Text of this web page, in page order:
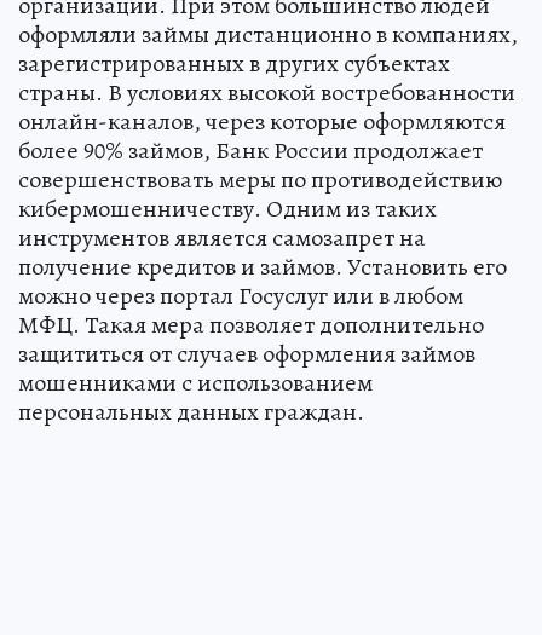
оформляли займы дистанционно в компаниях,
зарегистрированных в других субъектах
страны. В условиях высокой востребованности
онлайн-каналов, через которые оформляются
более 90% займов, Банк России продолжает
совершенствовать меры по противодействию
кибермошенничеству. Одним из таких
инструментов является самозапрет на
получение кредитов и займов. Установить его
можно через портал Госуслуг или в любом
МФЦ. Такая мера позволяет дополнительно
защититься от случаев оформления займов
мошенниками с использованием
персональных данных граждан.